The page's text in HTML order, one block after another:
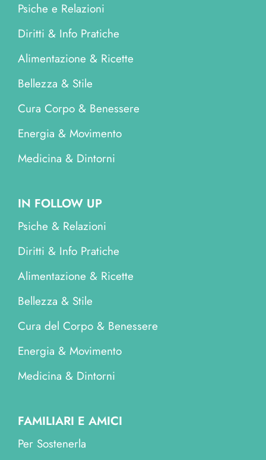
Psiche e Relazioni
Diritti & Info Pratiche
Alimentazione & Ricette
Bellezza & Stile
Cura Corpo & Benessere
Energia & Movimento
Medicina & Dintorni
IN FOLLOW UP
Psiche & Relazioni
Diritti & Info Pratiche
Alimentazione & Ricette
Bellezza & Stile
Cura del Corpo & Benessere
Energia & Movimento
Medicina & Dintorni
FAMILIARI E AMICI
Per Sostenerla